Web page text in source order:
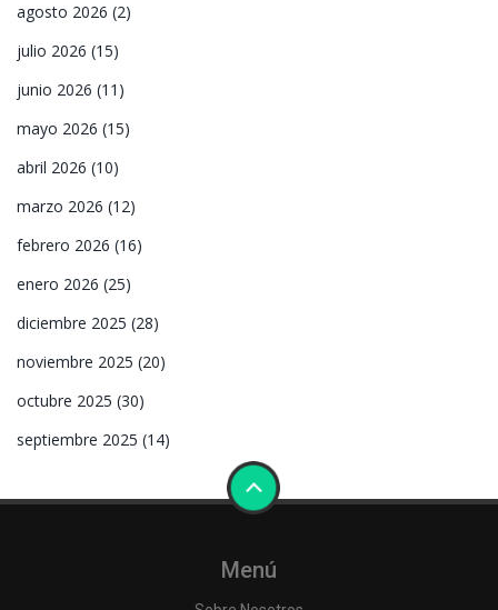
agosto 2026 (2)
julio 2026 (15)
junio 2026 (11)
mayo 2026 (15)
abril 2026 (10)
marzo 2026 (12)
febrero 2026 (16)
enero 2026 (25)
diciembre 2025 (28)
noviembre 2025 (20)
octubre 2025 (30)
septiembre 2025 (14)
Menú